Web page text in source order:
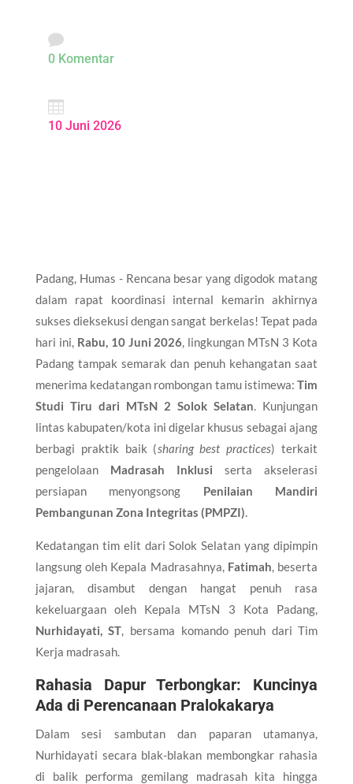

0 Komentar

10 Juni 2026
Padang, Humas - Rencana besar yang digodok matang
dalam rapat koordinasi internal kemarin akhirnya
sukses dieksekusi dengan sangat berkelas! Tepat pada
hari ini, Rabu, 10 Juni 2026, lingkungan MTsN 3 Kota
Padang tampak semarak dan penuh kehangatan saat
menerima kedatangan rombongan tamu istimewa:Tim
Studi Tiru dari MTsN 2 Solok Selatan. Kunjungan
lintas kabupaten/kota ini digelar khusus sebagai ajang
berbagi praktik baik (sharing best practices) terkait
pengelolaan Madrasah Inklusi serta akselerasi
persiapan menyongsong Penilaian Mandiri
Pembangunan Zona Integritas (PMPZI).
​Kedatangan tim elit dari Solok Selatan yang dipimpin
langsung oleh Kepala Madrasahnya, Fatimah, beserta
jajaran, disambut dengan hangat penuh rasa
kekeluargaan oleh Kepala MTsN 3 Kota Padang,
Nurhidayati, ST, bersama komando penuh dari Tim
Kerja madrasah.
​Rahasia Dapur Terbongkar: Kuncinya
Ada di Perencanaan Pralokakarya
​Dalam sesi sambutan dan paparan utamanya,
Nurhidayati secara blak-blakan membongkar rahasia
di balik performa gemilang madrasah kita hingga